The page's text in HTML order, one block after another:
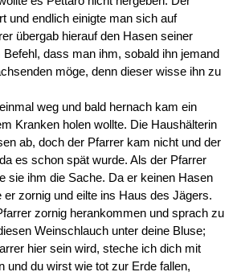
und endlich einigte man sich auf
übergab hierauf den Hasen seiner
dass man ihm, sobald ihn jemand
möge, denn dieser wisse ihn zu
weg und bald hernach kam ein
Kranken holen wollte. Die Haushälterin
ab, doch der Pfarrer kam nicht und der
es schon spät wurde. Als der Pfarrer
sie ihm die Sache. Da er keinen Hasen
er zornig und eilte ins Haus des Jägers.
zornig herankommen und sprach zu
Weinschlauch unter deine Bluse;
hier sein wird, steche ich dich mit
und du wirst wie tot zur Erde fallen,